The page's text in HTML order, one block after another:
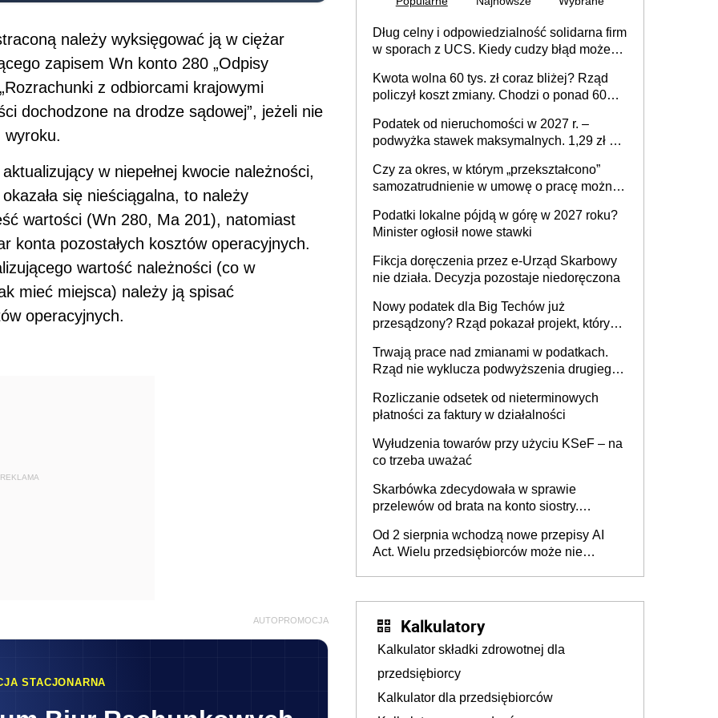
należy wyksięgować ją w ciężar
zapisem Wn konto 280 „Odpisy
z odbiorcami krajowymi
dochodzone na drodze sądowej”, jeżeli nie
wyroku.
w niepełnej kwocie należności,
się nieściągalna, to należy
wartości (Wn 280, Ma 201), natomiast
konta pozostałych kosztów operacyjnych.
wartość należności (co w
mieć miejsca) należy ją spisać
operacyjnych.
REKLAMA
AUTOPROMOCJA
STACJONARNA
Dług celny i odpowiedzialność solidarna firm
w sporach z UCS. Kiedy cudzy błąd może
Kwota wolna 60 tys. zł coraz bliżej? Rząd
policzył koszt zmiany. Chodzi o ponad 60
Podatek od nieruchomości w 2027 r. –
podwyżka stawek maksymalnych. 1,29 zł za
budynków i lokali związanych z
prowadzeniem działalności gospodarczej
Czy za okres, w którym „przekształcono”
samozatrudnienie w umowę o pracę można
umowy cywilnoprawnej jedynym
racjonalnym wyjściem
Podatki lokalne pójdą w górę w 2027 roku?
Minister ogłosił nowe stawki
Fikcja doręczenia przez e-Urząd Skarbowy
nie działa. Decyzja pozostaje niedoręczona
Nowy podatek dla Big Techów już
przesądzony? Rząd pokazał projekt, który
Trwają prace nad zmianami w podatkach.
Rząd nie wyklucza podwyższenia drugiego
Rozliczanie odsetek od nieterminowych
płatności za faktury w działalności
Wyłudzenia towarów przy użyciu KSeF – na
co trzeba uważać
Skarbówka zdecydowała w sprawie
przelewów od brata na konto siostry.
darowizna, ale podatku jednak nie będzie
Od 2 sierpnia wchodzą nowe przepisy AI
Act. Wielu przedsiębiorców może nie
Kalkulatory
Kalkulator składki zdrowotnej dla
przedsiębiorcy
Kalkulator dla przedsiębiorców